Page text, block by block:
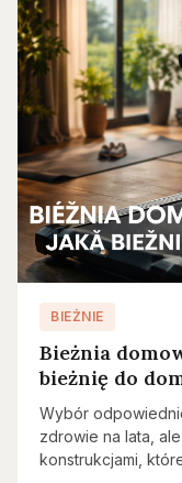
BIEŻNIE
Bieżnia
bieżnię do
Wybór
zdrowie na lata,
konstrukcjami,